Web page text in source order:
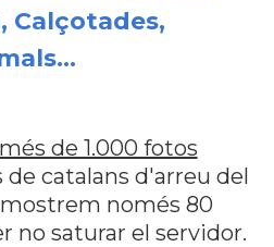
Calçotades,
més de 1.000 fotos
catalans d'arreu del
només 80
no saturar el servidor.